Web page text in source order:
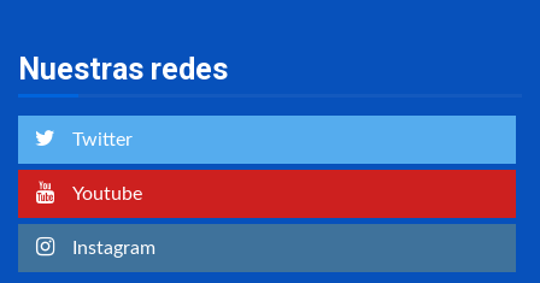
Nuestras redes
Twitter
Youtube
Instagram